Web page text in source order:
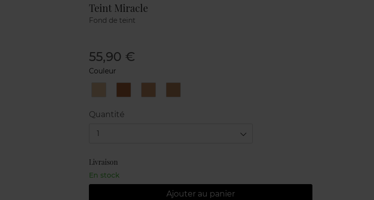
Teint Miracle
Fond de teint
55,90 €
Couleur
Beige Beige Beige Sable
Quantité
1
Livraison
En stock
Ajouter au panier